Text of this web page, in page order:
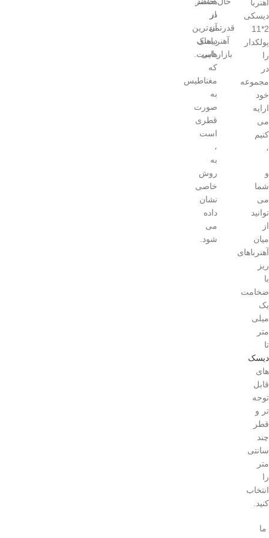
آهنربا
دیسکی
2*11
پولکدار
را
در
مجموعه
خود
ارایه
می
کنیم
،
و
شما
می
توانید
از
میان
آهنرباهای
ریز
با
ضخامت
یک
میلی
متر
تا
دیسک
های
قابل
توجه
تر و
قطر
چند
سانتی
متر
را
انتخاب
کنید.
ما
از
قدرتمندترین
آهنرباهای
بازار است.
در
آن
دیسک
هایی
که
مغناطیس
به
صورت
قطری
است
،
به
روش
خاصی
نشان
داده
می
شود.